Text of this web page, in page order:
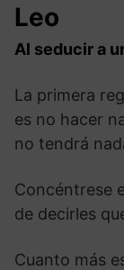
Leo
Al seducir a
La primera
es no hacer
no tendrá
Concéntrese
de decirles
Cuanto más